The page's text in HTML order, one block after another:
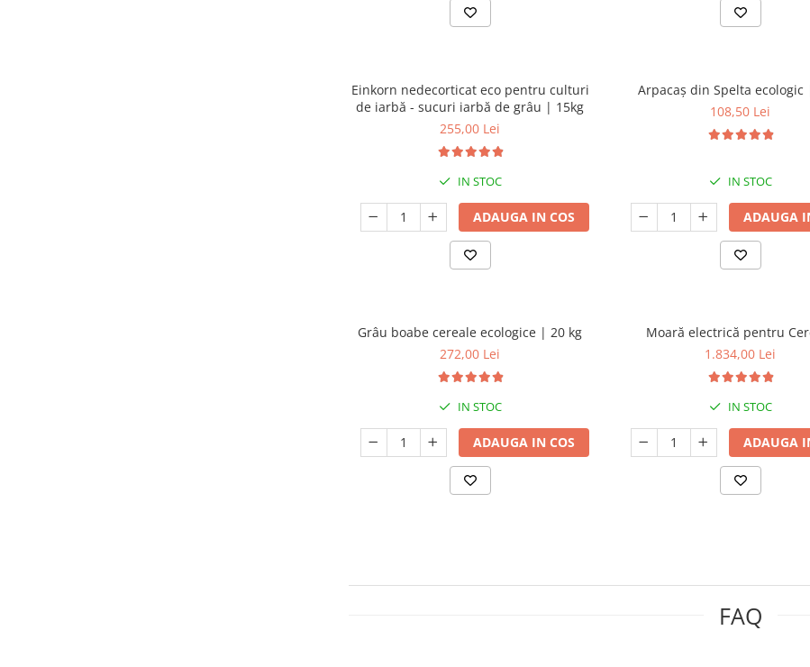
Einkorn nedecorticat eco pentru culturi
de iarbă - sucuri iarbă de grâu | 15kg
255,00 Lei
IN STOC
ADAUGA IN COS
Arpacaș din Spelta ecologic
108,50 Lei
IN STOC
ADAUGA
Grâu boabe cereale ecologice | 20 kg
272,00 Lei
IN STOC
ADAUGA IN COS
Moară electrică pentru
1.834,00 Lei
IN STOC
ADAUGA
FAQ